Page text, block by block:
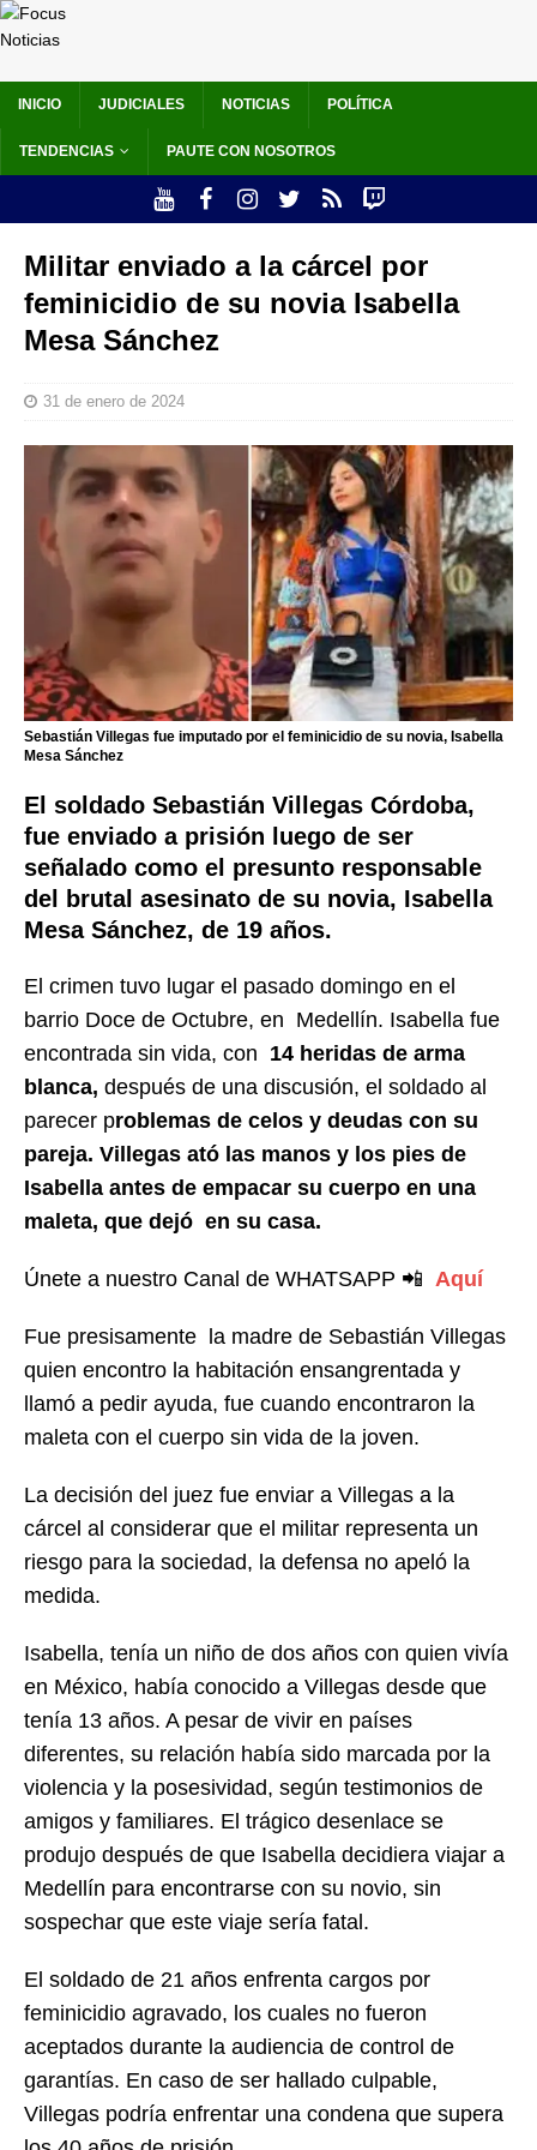
INICIO JUDICIALES NOTICIAS POLÍTICA
TENDENCIAS PAUTE CON NOSOTROS
Militar enviado a la cárcel por
feminicidio de su novia Isabella
Mesa Sánchez
31 de enero de 2024
Sebastián Villegas fue imputado por el feminicidio de su novia, Isabella
Mesa Sánchez
El soldado Sebastián Villegas Córdoba,
fue enviado a prisión luego de ser
señalado como el presunto responsable
del brutal asesinato de su novia, Isabella
Mesa Sánchez, de 19 años.
El crimen tuvo lugar el pasado domingo en el
barrio Doce de Octubre, en Medellín. Isabella fue
encontrada sin vida, con 14 heridas de arma
blanca, después de una discusión, el soldado al
parecer problemas de celos y deudas con su
pareja. Villegas ató las manos y los pies de
Isabella antes de empacar su cuerpo en una
maleta, que dejó en su casa.
Únete a nuestro Canal de WHATSAPP 📲 Aquí
Fue presisamente la madre de Sebastián Villegas
quien encontro la habitación ensangrentada y
llamó a pedir ayuda, fue cuando encontraron la
maleta con el cuerpo sin vida de la joven.
La decisión del juez fue enviar a Villegas a la
cárcel al considerar que el militar representa un
riesgo para la sociedad, la defensa no apeló la
medida.
Isabella, tenía un niño de dos años con quien vivía
en México, había conocido a Villegas desde que
tenía 13 años. A pesar de vivir en países
diferentes, su relación había sido marcada por la
violencia y la posesividad, según testimonios de
amigos y familiares. El trágico desenlace se
produjo después de que Isabella decidiera viajar a
Medellín para encontrarse con su novio, sin
sospechar que este viaje sería fatal.
El soldado de 21 años enfrenta cargos por
feminicidio agravado, los cuales no fueron
aceptados durante la audiencia de control de
garantías. En caso de ser hallado culpable,
Villegas podría enfrentar una condena que supera